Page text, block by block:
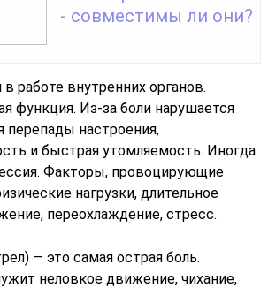
- совместимы ли они?
работе внутренних органов.
функция. Из-за боли нарушается
перепады настроения,
и быстрая утомляемость. Иногда
Факторы, провоцирующие
нагрузки, длительное
переохлаждение, стресс.
— это самая острая боль.
неловкое движение, чихание,